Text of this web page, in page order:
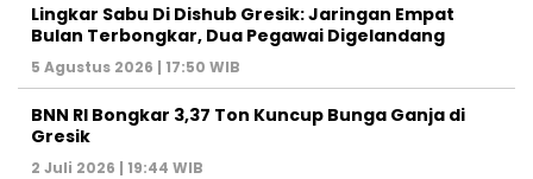
Lingkar Sabu Di Dishub Gresik: Jaringan Empat
Bulan Terbongkar, Dua Pegawai Digelandang
5 Agustus 2026 | 17:50 WIB
BNN RI Bongkar 3,37 Ton Kuncup Bunga Ganja di
Gresik
2 Juli 2026 | 19:44 WIB